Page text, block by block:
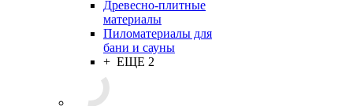
Древесно-плитные
материалы
Пиломатериалы для
бани и сауны
+ ЕЩЕ 2